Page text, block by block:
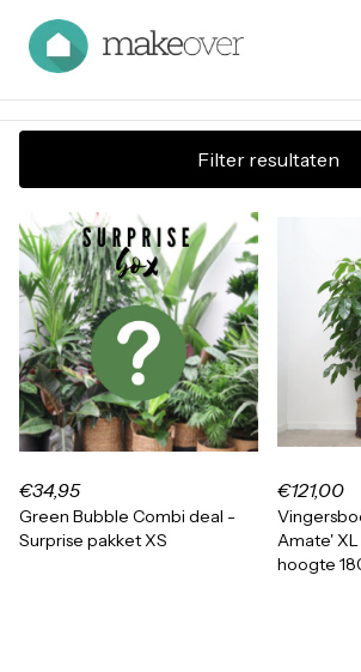
Filter resultaten
€34,95
Green Bubble Combi deal -
Surprise pakket XS
€121,00
Amate'
hoogte